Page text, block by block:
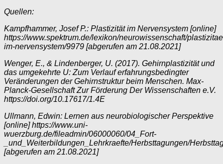
Quellen:
Kampfhammer, Josef P.: Plastizität im Nervensystem [online]
https://www.spektrum.de/lexikon/neurowissenschaft/
im-nervensystem/9979 [abgerufen am 21.08.2021]
Wenger, E., & Lindenberger, U. (2017). Gehirnplastizität und
das umgekehrte U: Zum Verlauf erfahrungsbedingter
Veränderungen der Gehirnstruktur beim Menschen. Max-
Planck-Gesellschaft Zur Förderung Der Wissenschaften e.V.
https://doi.org/10.17617/1.4E
Ullmann, Edwin: Lernen aus neurobiologischer Perspektive
[online] https://www.uni-
wuerzburg.de/fileadmin/06000060/04_Fort-
_und_Weiterbildungen_Lehrkraefte/Herbsttagungen/
[abgerufen am 21.08.2021]